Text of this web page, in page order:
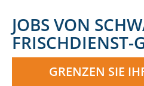
JOBS VON
FRISCHDIENST-
GRENZEN SIE